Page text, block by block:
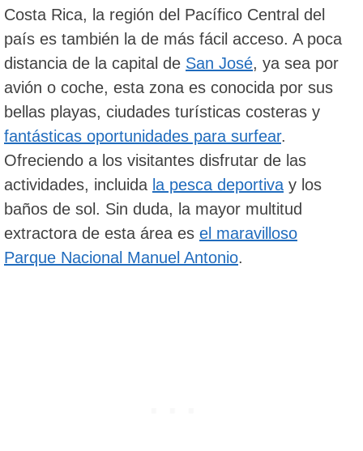
Costa Rica, la región del Pacífico Central del
país es también la de más fácil acceso. A poca
distancia de la capital de San José, ya sea por
avión o coche, esta zona es conocida por sus
bellas playas, ciudades turísticas costeras y
fantásticas oportunidades para surfear.
Ofreciendo a los visitantes disfrutar de las
actividades, incluida la pesca deportiva y los
baños de sol. Sin duda, la mayor multitud
extractora de esta área es el maravilloso
Parque Nacional Manuel Antonio.